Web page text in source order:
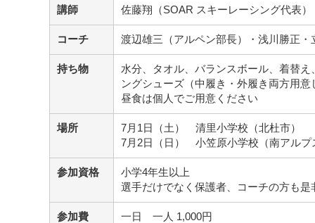
講師 佐藤翔（SOAR スキーレーシング代表）
コーチ 渡辺雄三（アルペン部長）・浅川勝正・
持ち物
水分、タオル、バランスボール、着替
ングシューズ（中履き・外履き両方用意
昼食は個人でご用意ください
場所
7月1日（土） 清里小学校（北杜市）
7月2日（日） 小笠原小学校（南アルプ
参加資格
小学4年生以上
選手だけでなく保護者、コーチの方も是
参加費 一日 一人 1,000円